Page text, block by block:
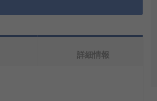
詳細情報